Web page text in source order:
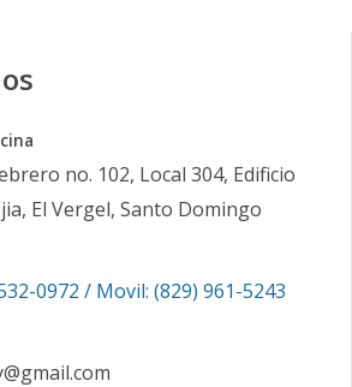
no. 102, Local 304, Edificio
El Vergel, Santo Domingo
0972 / Movil: (829) 961-5243